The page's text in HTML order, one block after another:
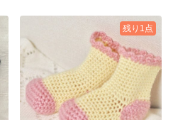
残り1点